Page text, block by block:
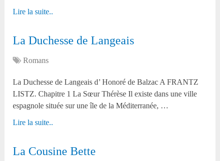
Lire la suite..
La Duchesse de Langeais
Romans
La Duchesse de Langeais d’ Honoré de Balzac A FRANTZ
LISTZ. Chapitre 1 La Sœur Thérèse Il existe dans une ville
espagnole située sur une île de la Méditerranée, …
Lire la suite..
La Cousine Bette